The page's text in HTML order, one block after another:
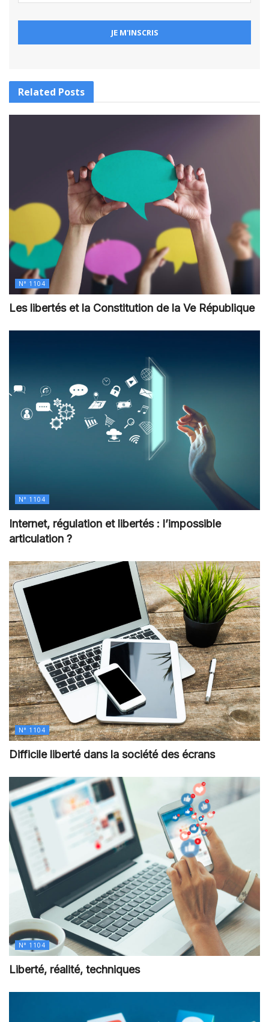
Related Posts
N° 1104
Les libertés et la Constitution de la Ve République
N° 1104
Internet, régulation et libertés : l’impossible
articulation ?
N° 1104
Difficile liberté dans la société des écrans
N° 1104
Liberté, réalité, techniques